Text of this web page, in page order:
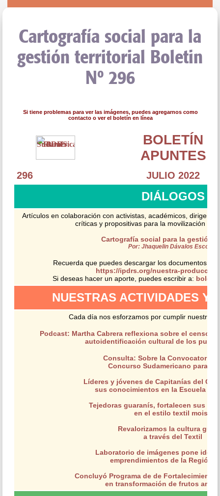
Cartografía social para la
gestión territorial Boletin
Nº 296